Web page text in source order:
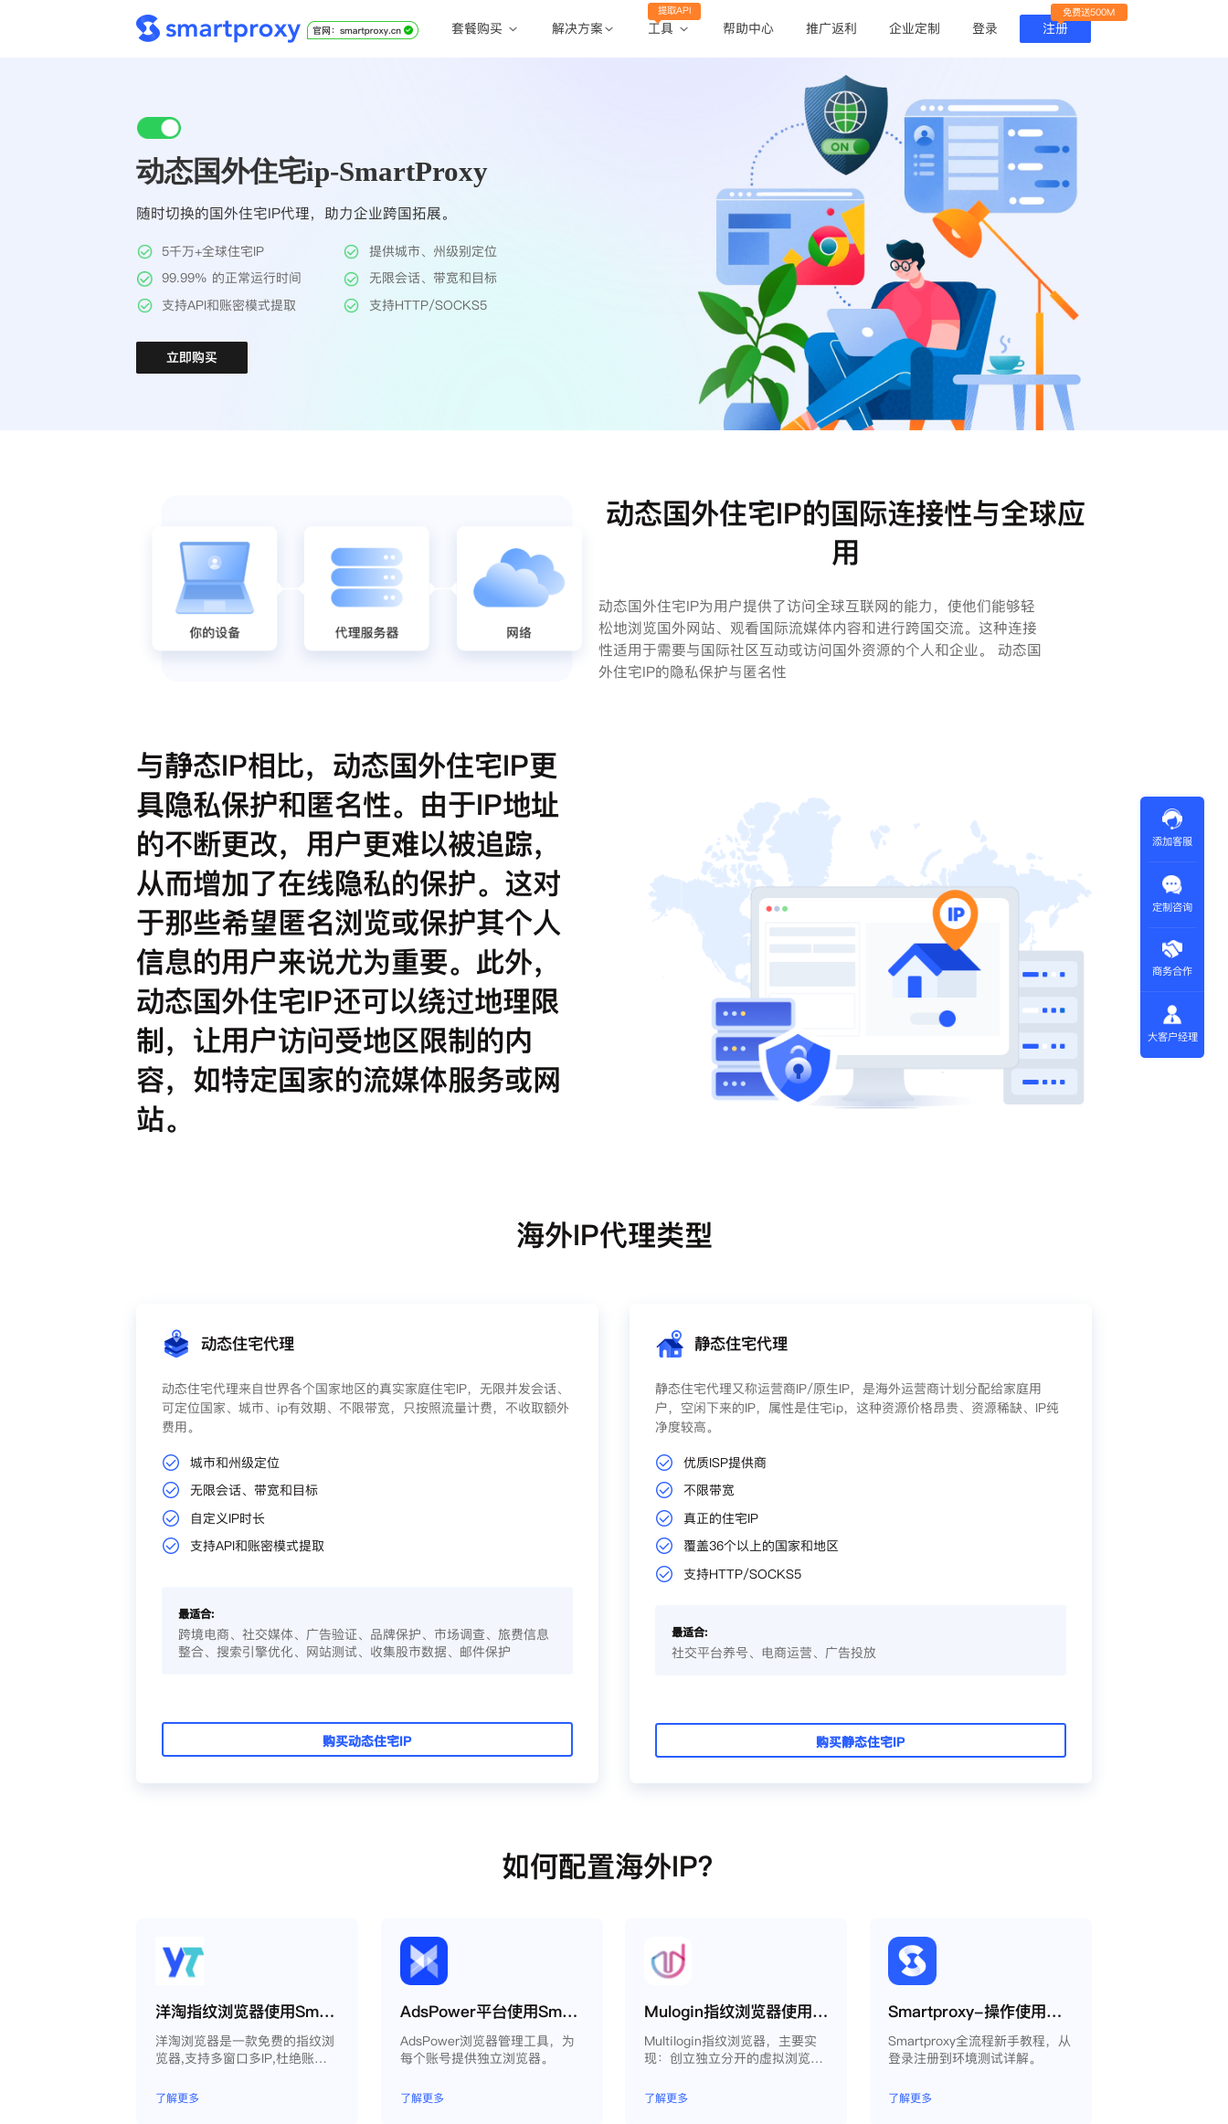
套餐购买 解决方案 工具
提取API
帮助中心 推广返利 企业定制 登录 注册
免费送500M
动态国外住宅ip-SmartProxy
随时切换的国外住宅IP代理，助力企业跨国拓展。
5千万+全球住宅IP
提供城市、州级别定位
99.99% 的正常运行时间
无限会话、带宽和目标
支持API和账密模式提取
支持HTTP/SOCKS5
立即购买
动态国外住宅IP的国际连接性与全球应
用
动态国外住宅IP为用户提供了访问全球互联网的能力，使他们能够轻
松地浏览国外网站、观看国际流媒体内容和进行跨国交流。这种连接
性适用于需要与国际社区互动或访问国外资源的个人和企业。 动态国
外住宅IP的隐私保护与匿名性
与静态IP相比，动态国外住宅IP更
具隐私保护和匿名性。由于IP地址
的不断更改，用户更难以被追踪，
从而增加了在线隐私的保护。这对
于那些希望匿名浏览或保护其个人
信息的用户来说尤为重要。此外，
动态国外住宅IP还可以绕过地理限
制，让用户访问受地区限制的内
容，如特定国家的流媒体服务或网
站。
海外IP代理类型
动态住宅代理
动态住宅代理来自世界各个国家地区的真实家庭住宅IP，无限并发会话、
可定位国家、城市、ip有效期、不限带宽，只按照流量计费，不收取额外
费用。
城市和州级定位
无限会话、带宽和目标
自定义IP时长
支持API和账密模式提取
最适合:
跨境电商、社交媒体、广告验证、品牌保护、市场调查、旅费信息
整合、搜索引擎优化、网站测试、收集股市数据、邮件保护
购买动态住宅IP
静态住宅代理
静态住宅代理又称运营商IP/原生IP，是海外运营商计划分配给家庭用
户，空闲下来的IP，属性是住宅ip，这种资源价格昂贵、资源稀缺、IP纯
净度较高。
优质ISP提供商
不限带宽
真正的住宅IP
覆盖36个以上的国家和地区
支持HTTP/SOCKS5
最适合:
社交平台养号、电商运营、广告投放
购买静态住宅IP
如何配置海外IP？
洋淘指纹浏览器使用Smartproxy教程
洋淘浏览器是一款免费的指纹浏
览器,支持多窗口多IP,杜绝账户
了解更多
AdsPower平台使用Smartproxy教程
AdsPower浏览器管理工具，为
每个账号提供独立浏览器。
了解更多
Mulogin指纹浏览器使用Smartproxy教程
Multilogin指纹浏览器，主要实
现：创立独立分开的虚拟浏览器
重浏览器文件，展开团队协作，
构建商务工作流程，开发网络自
了解更多
Smartproxy-操作使用说明
Smartproxy全流程新手教程，从
登录注册到环境测试详解。
了解更多
添加客服
定制咨询
商务合作
大客户经理